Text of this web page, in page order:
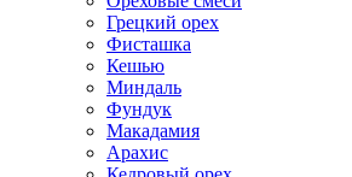
Грецкий орех
Фисташка
Кешью
Миндаль
Фундук
Макадамия
Арахис